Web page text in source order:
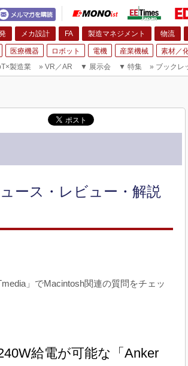
メカ設計 FA 製造マネジメント 物流
医療機器 ロボット 電機 産業機械 素材／
製造業 » VR／AR ▼ 展示会 ▼ 特集 » ブックレ
ース・レビュー・解説
」でMacintosh関連の質問をチェッ
給電が可能な「Anker